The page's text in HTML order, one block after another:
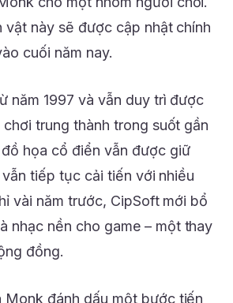
vật này sẽ được cập nhật chính
cuối năm nay.
năm 1997 và vẫn duy trì được
trung thành trong suốt gần
họa cổ điển vẫn được giữ
tiếp tục cải tiến với nhiều
vài năm trước, CipSoft mới bổ
nhạc nền cho game – một thay
đồng.
Monk đánh dấu một bước tiến